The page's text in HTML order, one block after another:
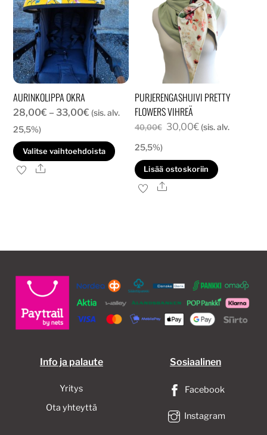
tuotteen
sivulla.
AURINKOLIPPA OKRA
28,00€ – 33,00€ Hintaluokka:
-
33,00€
(sis. alv.
25,5%)
Valitse vaihtoehdoista
Tällä
tuotteella
useampi
tuotteen
sivulla.
Ale
PURJERENGASHUIVI PRETTY
FLOWERS VIHREÄ
40,00€ Alkuperäinen
oli:
40,00€.
30,00€Nykyinen
on:
30,00€.
(sis. alv.
25,5%)
Lisää ostoskoriin
Ale
Info ja palaute
Yritys
Ota yhteyttä
Sosiaalinen
Facebook
Instagram